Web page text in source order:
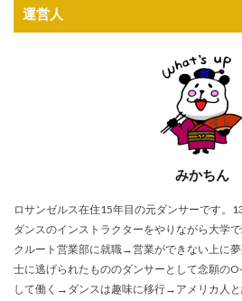
運営人
みかちん
ロサンゼルス在住15年目の元ダンサーです。
ダンスのインストラクターをやりながら大学
クルート営業部に就職→営業ができない上に
士に逃げられたもののダンサーとして念願の
して働く→ダンスは趣味に移行→アメリカ人